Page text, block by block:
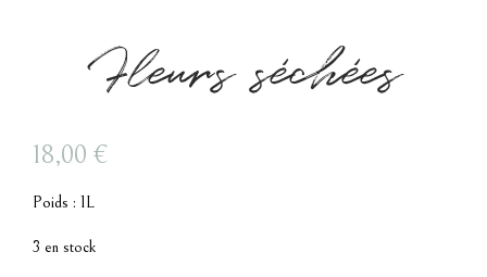
Fleurs séchées
18,00 €
Poids : 1L
3 en stock